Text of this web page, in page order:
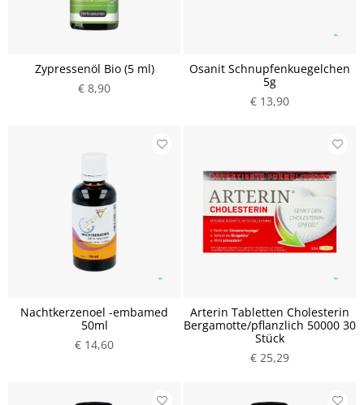
Zypressenöl Bio (5 ml)
€ 8,90
Osanit Schnupfenkuegelchen
5g
€ 13,90
Nachtkerzenoel -embamed
50ml
€ 14,60
Arterin Tabletten Cholesterin
Bergamotte/pflanzlich 50000 30
Stück
€ 25,29